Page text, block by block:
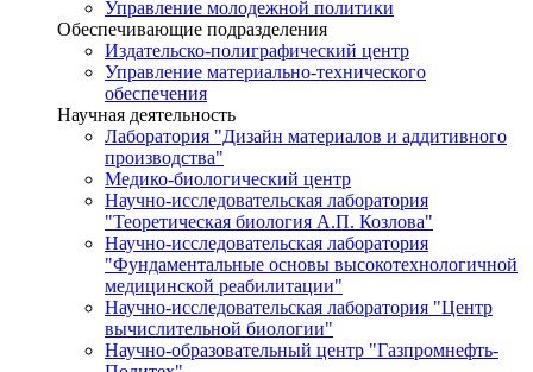
Управление молодежной политики
Обеспечивающие подразделения
Издательско-полиграфический центр
Управление материально-технического
обеспечения
Научная деятельность
Лаборатория "Дизайн материалов и аддитивного
производства"
Медико-биологический центр
Научно-исследовательская лаборатория
"Теоретическая биология А.П. Козлова"
Научно-исследовательская лаборатория
"Фундаментальные основы высокотехнологичной
медицинской реабилитации"
Научно-исследовательская лаборатория "Центр
вычислительной биологии"
Научно-образовательный центр "Газпромнефть-